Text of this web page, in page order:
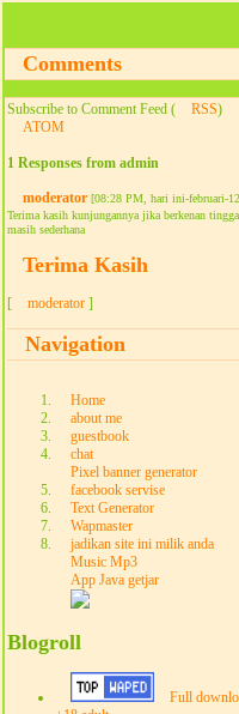
Comments
Subscribe to Comment Feed ( RSS)
ATOM
1 Responses from admin
moderator [08:28 PM, hari ini-februari-
Terima kasih kunjungannya jika berkenan
masih sederhana
Terima Kasih
[ moderator ]
Navigation
Home
about me
guestbook
chat
Pixel banner generator
facebook servise
Text Generator
Wapmaster
jadikan site ini milik anda
Music Mp3
App Java getjar
Blogroll
Full